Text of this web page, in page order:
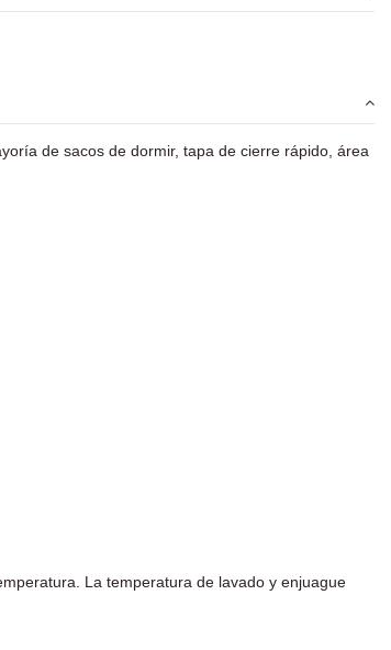
de sacos de dormir, tapa de cierre rápido , área
La temperatura de lavado y enjuague